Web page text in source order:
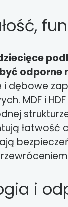
odporne
i dębowe
MDF i
łatwość
i